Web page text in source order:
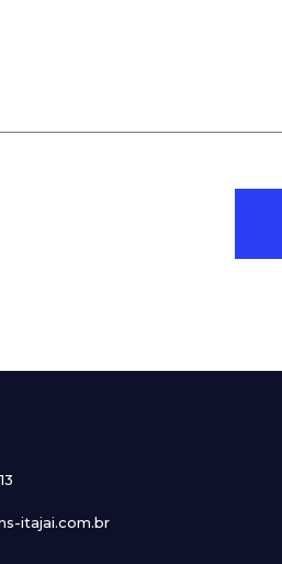
itajai.com.br